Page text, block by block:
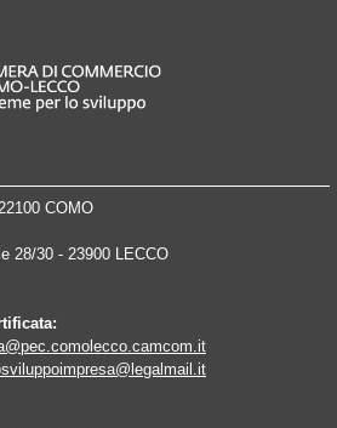
COMO
28/30 - 23900 LECCO